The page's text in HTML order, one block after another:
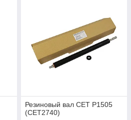
Резиновый вал CET P1505
(CET2740)